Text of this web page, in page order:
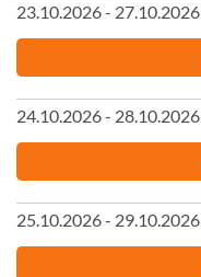
23.10.2026 - 27.10.2026
24.10.2026 - 28.10.2026
25.10.2026 - 29.10.2026